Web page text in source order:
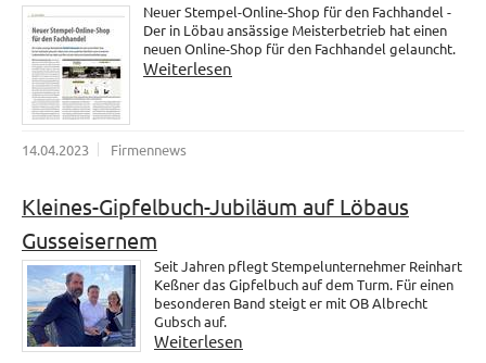
Neuer Stempel-Online-Shop für den Fachhandel -
Der in Löbau ansässige Meisterbetrieb hat einen
neuen Online-Shop für den Fachhandel gelauncht.
Weiterlesen
14.04.2023 Firmennews
Kleines-Gipfelbuch-Jubiläum auf Löbaus
Gusseisernem
Seit Jahren pflegt Stempelunternehmer Reinhart
Keßner das Gipfelbuch auf dem Turm. Für einen
besonderen Band steigt er mit OB Albrecht
Gubsch auf.
Weiterlesen